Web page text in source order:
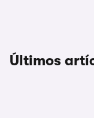
Últimos